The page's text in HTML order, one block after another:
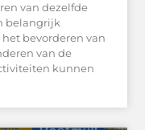
van dezelfde
belangrijk
bevorderen van
van de
kunnen